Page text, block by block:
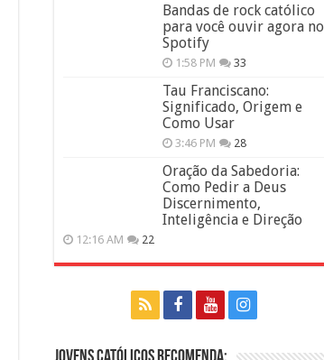
Bandas de rock católico
para você ouvir agora no
Spotify
1:58 PM 33
Tau Franciscano:
Significado, Origem e
Como Usar
3:46 PM 28
Oração da Sabedoria:
Como Pedir a Deus
Discernimento,
Inteligência e Direção
12:16 AM 22